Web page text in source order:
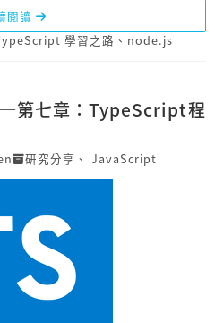
閱讀
學習之路 、 node.js
第七章：TypeScript程
研究分享 、 JavaScript